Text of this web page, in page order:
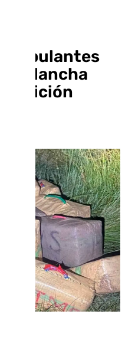
tripulantes